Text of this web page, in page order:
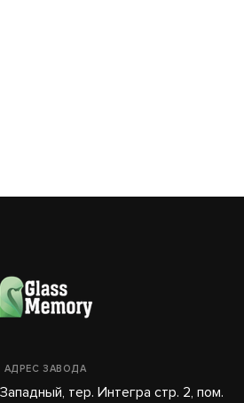
АДРЕС ЗАВОДА
тер. Интегра стр. 2, пом.